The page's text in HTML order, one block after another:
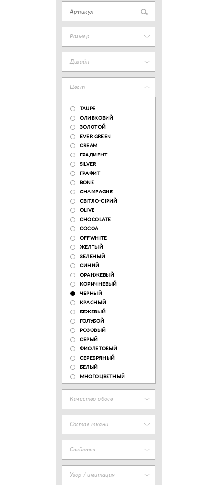
Размер
Дизайн
Цвет
TAUPE
ОЛИВКОВИЙ
ЗОЛОТОЙ
EVER GREEN
CREAM
ГРАДИЕНТ
SILVER
ГРАФИТ
BONE
CHAMPAGNE
СВІТЛО-СІРИЙ
OLIVE
CHOCOLATE
COCOA
OFFWHITE
ЖЕЛТЫЙ
ЗЕЛЕНЫЙ
СИНИЙ
ОРАНЖЕВЫЙ
КОРИЧНЕВЫЙ
ЧЕРНЫЙ
КРАСНЫЙ
БЕЖЕВЫЙ
ГОЛУБОЙ
РОЗОВЫЙ
СЕРЫЙ
ФИОЛЕТОВЫЙ
СЕРЕБРЯНЫЙ
БЕЛЫЙ
МНОГОЦВЕТНЫЙ
Качество обоев
Состав ткани
Свойства
Узор / имитация